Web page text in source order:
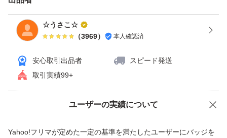
☆うさこ☆
（3969） 本人確認済
安心取引出品者
スピード発送
取引実績99+
ユーザーの実績について
Yahoo!フリマが定めた一定の基準を満たしたユーザーにバッジを
価格の相談 商品への質問